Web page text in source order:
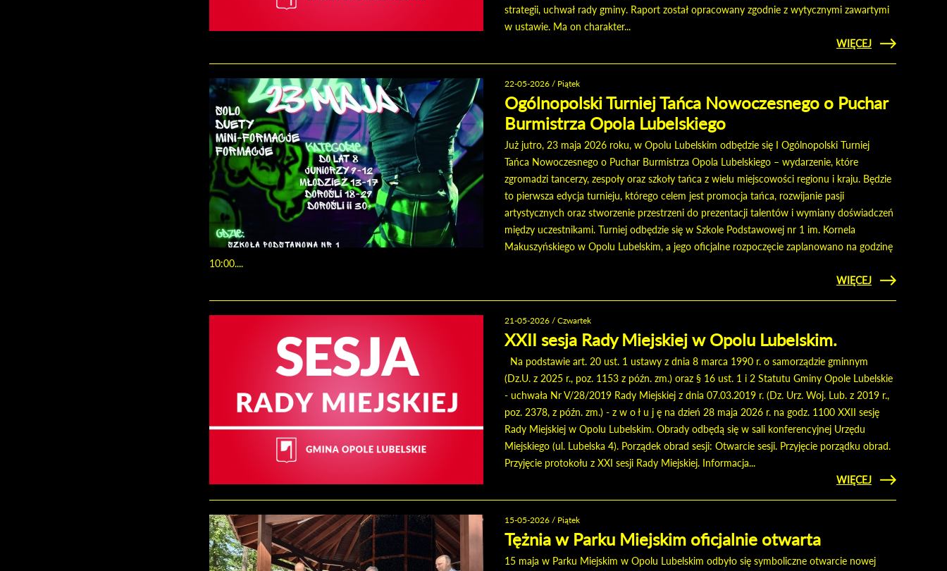
strategii, uchwał rady gminy. Raport został opracowany zgodnie z wytycznymi zawartymi
w ustawie. Ma on charakter...
CZYTAJ
WIĘCEJ
2025
22-05-2026 / Piątek
Ogólnopolski Turniej Tańca Nowoczesnego o Puchar
Burmistrza Opola Lubelskiego
Już jutro, 23 maja 2026 roku, w Opolu Lubelskim odbędzie się I Ogólnopolski Turniej
Tańca Nowoczesnego o Puchar Burmistrza Opola Lubelskiego – wydarzenie, które
zgromadzi tancerzy, zespoły oraz szkoły tańca z wielu miejscowości regionu i kraju. Będzie
to pierwsza edycja turnieju, którego celem jest promocja tańca, rozwijanie pasji
artystycznych oraz stworzenie przestrzeni do prezentacji talentów i wymiany doświadczeń
między uczestnikami. Turniej odbędzie się w Szkole Podstawowej nr 1 im. Kornela
Makuszyńskiego w Opolu Lubelskim, a jego oficjalne rozpoczęcie zaplanowano na godzinę
10:00....
CZYTAJ
WIĘCEJ
TURNIEJ
21-05-2026 / Czwartek
XXII sesja Rady Miejskiej w Opolu Lubelskim.
Na podstawie art. 20 ust. 1 ustawy z dnia 8 marca 1990 r. o samorządzie gminnym
(Dz.U. z 2025 r., poz. 1153 z późn. zm.) oraz § 16 ust. 1 i 2 Statutu Gminy Opole Lubelskie
- uchwała Nr V/28/2019 Rady Miejskiej z dnia 07.03.2019 r. (Dz. Urz. Woj. Lub. z 2019 r.,
poz. 2378, z późn. zm.) - z w o ł u j ę na dzień 28 maja 2026 r. na godz. 1100 XXII sesję
Rady Miejskiej w Opolu Lubelskim. Obrady odbędą się w sali konferencyjnej Urzędu
Miejskiego (ul. Lubelska 4). Porządek obrad sesji: Otwarcie sesji. Przyjęcie porządku obrad.
Przyjęcie protokołu z XXI sesji Rady Miejskiej. Informacja...
CZYTAJ
WIĘCEJ
15-05-2026 / Piątek
Tężnia w Parku Miejskim oficjalnie otwarta
15 maja w Parku Miejskim w Opolu Lubelskim odbyło się symboliczne otwarcie nowej